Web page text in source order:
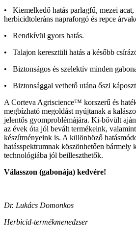
• Kiemelkedő hatás parlagfű, mezei acat,
herbicidtoleráns napraforgó és repce
• Rendkívül gyors hatás.
• Talajon keresztüli hatás a később
• Biztonságos és szelektív minden
• Biztonsággal vethető utána őszi
A Corteva Agriscience™ korszerű és
megbízható megoldást nyújtanak a
jelentős gyomproblémájára. Ki-bővült
az évek óta jól bevált termékeink,
készítményeink is. A különböző
hatásspektrumnak köszönhetően bármely
technológiába jól beilleszthetők.
Válasszon (gabonája) kedvére!
Dr. Lukács Domonkos
Herbicid-termékmenedzser